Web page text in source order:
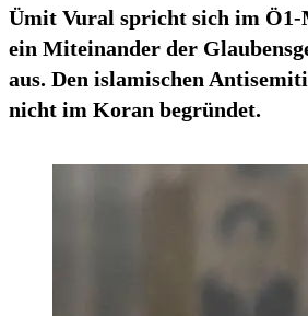
Ümit Vural spricht sich im
ein Miteinander der
aus. Den islamischen
nicht im Koran begründet.